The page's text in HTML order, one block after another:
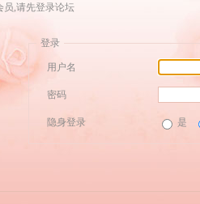
员,请先登录论坛
登录
用户名
密码
隐身登录 是